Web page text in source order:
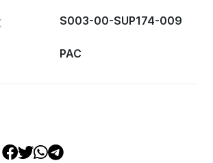
S003-00-SUP174-009
PAC